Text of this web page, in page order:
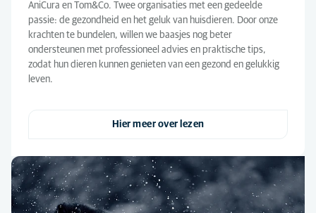
AniCura en Tom&Co. Twee organisaties met een gedeelde
passie: de gezondheid en het geluk van huisdieren. Door onze
krachten te bundelen, willen we baasjes nog beter
ondersteunen met professioneel advies en praktische tips,
zodat hun dieren kunnen genieten van een gezond en gelukkig
leven.
Hier meer over lezen